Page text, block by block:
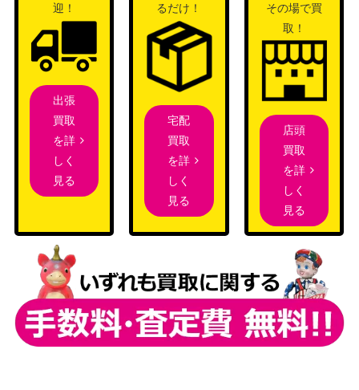
R）【VJMP-JP228】
（付録カード）
400
スターダスト・シンクロ
ン(プリズマティック）D
AMA
KONAMI
（DAWN OF
MAJESTY）
900
Live☆Twin リィラ・スウ
ィート（QCSE/25th）
【ALIN-JP028】
コナミ
（ALLIANCE INSIGHT）
4,000
深海のアリア（20thS
E）【ETCO-JP061】
KONAMI
（ETERNITY CODE）
ｰｸﾚｯﾄ） 20th
1,100
I：Pマスカレーナ（20th
SE）【CHIM-JP049】
（CHAOS IMPACT）
50,000
赫聖の妖騎士（SE）【C
YAC-JP042】
コナミ
（CYBERSTORM
ACCESS）
700
迎！
出張
買取
を詳
しく
見る
るだけ！
宅配
買取
を詳
しく
見る
その場で買
取！
店頭
買取
を詳
しく
見る